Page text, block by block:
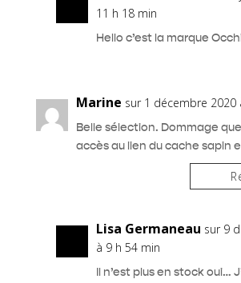
11 h 18 min
Hello c’est la marque
Marine sur 1 décembre 2020
Belle sélection. Dommage
accès au lien du cache sapin
Lisa Germaneau sur 9
à 9 h 54 min
Il n’est plus en stock oui…